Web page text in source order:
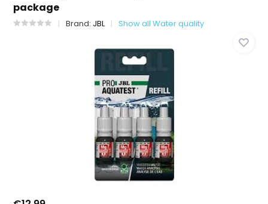
package
Brand: JBL Show all Water quality